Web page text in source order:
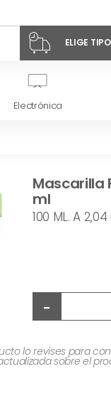
ELIGE
Electrónica
Mascarilla
ml
100 ML. A
-
lo revises para
sobre el